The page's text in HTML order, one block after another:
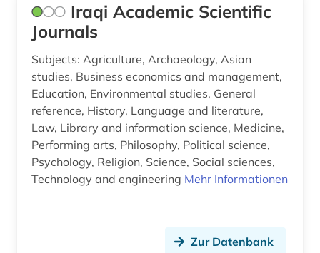
physik (2)
polen (1)
politik (1)
politikwissenschaft (1)
politische philosophie (1)
portugal (2)
presse (2)
Iraqi Academic Scientific
Journals
Subjects: Agriculture, Archaeology, Asian
studies, Business economics and management,
Education, Environmental studies, General
reference, History, Language and literature,
Law, Library and information science, Medicine,
Performing arts, Philosophy, Political science,
Psychology, Religion, Science, Social sciences,
Technology and engineering Mehr Informationen
Zur Datenbank